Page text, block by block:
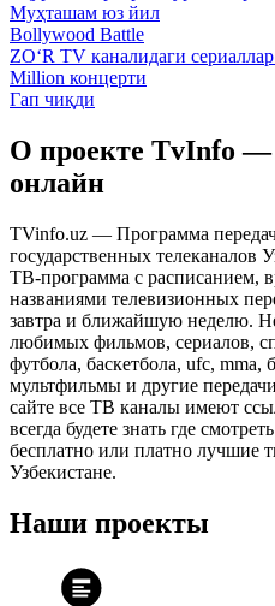
Муҳташам юз йил
Bollywood Battle
ZO‘R TV каналидаги
Million концерти
Гап чиқди
О проекте TvInfo —
онлайн
TVinfo.uz — Программа
государственных телеканалов
ТВ-программа с расписанием,
названиями телевизионных
завтра и ближайшую неделю.
любимых фильмов, сериалов,
футбола, баскетбола, ufc, mma,
мультфильмы и другие
сайте все ТВ каналы имеют
всегда будете знать где
бесплатно или платно лучшие
Узбекистане.
Наши проекты